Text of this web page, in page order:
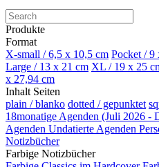
Produkte
Format
X-small / 6,5 x 10,5 cm Pocket / 9
Large / 13 x 21 cm XL / 19 x 25
x 27,94 cm
Inhalt Seiten
plain / blanko dotted / gepunktet
18monatige Agenden (Juli 2026 -
Agenden Undatierte Agenden
Notizbücher
Farbige Notizbücher